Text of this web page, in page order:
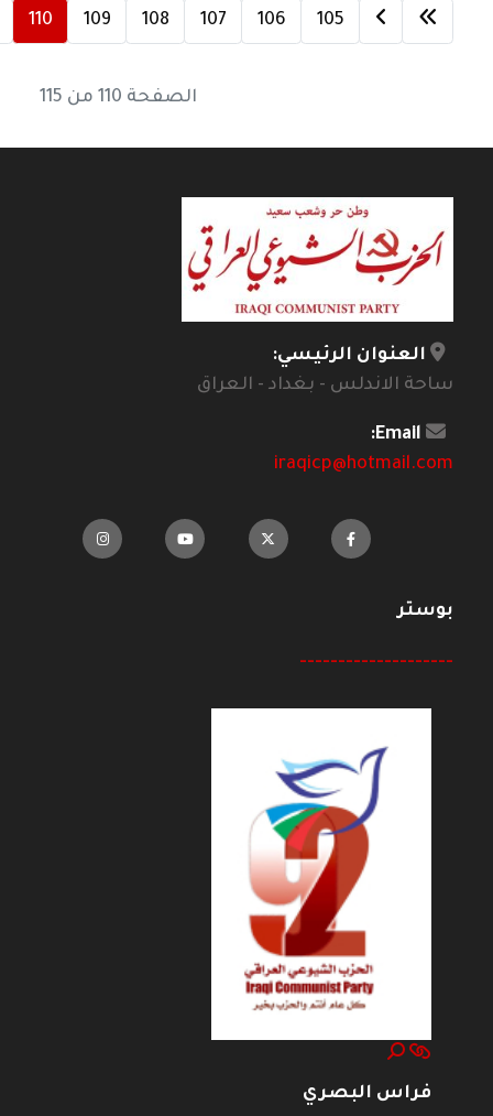
105
106
107
108
109
110
الصفحة 110 من 115
العنوان الرئيسي:
ساحة الاندلس - بغداد - العراق
Email:
iraqicp@hotmail.com
بوستر
--------------------
فراس البصري